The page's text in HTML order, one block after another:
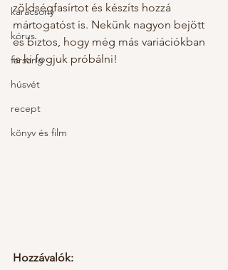
karácsony
kórus
farsang
húsvét
recept
könyv és film
zöldségfasírtot és készíts hozzá
mártogatóst is. Nekünk nagyon bejött
és biztos, hogy még más variációkban
is ki fogjuk próbálni!
Hozzávalók: